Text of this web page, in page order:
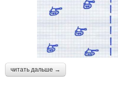
читать дальше →